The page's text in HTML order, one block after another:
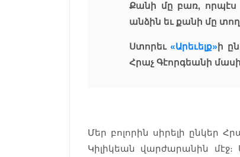
Քանի մը բառ, որպէս
անձին եւ քանի մը
Ստորեւ «Արեւելք» ի
Հրաչ Գէորգեանի
Մեր բոլորին սիրելի ընկեր
Կիլիկեան վարժարանին